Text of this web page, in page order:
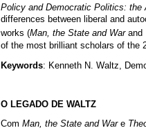
Policy and Democratic Politics: the
differences between liberal and
works (Man, the State and War and
of the most brilliant scholars of the
Keywords: Kenneth N. Waltz,
O LEGADO DE WALTZ
Com Man, the State and War e